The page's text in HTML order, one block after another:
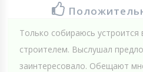
Только собираюсь устроится
строителем. Выслушал
заинтересовало. Обещают